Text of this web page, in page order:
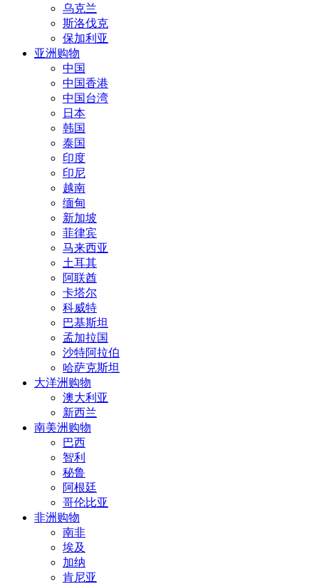
乌克兰
斯洛伐克
保加利亚
亚洲购物
中国
中国香港
中国台湾
日本
韩国
泰国
印度
印尼
越南
缅甸
新加坡
菲律宾
马来西亚
土耳其
阿联酋
卡塔尔
科威特
巴基斯坦
孟加拉国
沙特阿拉伯
哈萨克斯坦
大洋洲购物
澳大利亚
新西兰
南美洲购物
巴西
智利
秘鲁
阿根廷
哥伦比亚
非洲购物
南非
埃及
加纳
肯尼亚